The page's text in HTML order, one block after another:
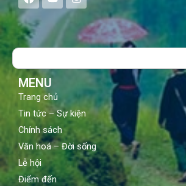
a
e
b
o
o
t
u
b
n
s
a
g
Search
MENU
Trang chủ
Tin tức – Sự kiện
Chính sách
Văn hoá – Đời sống
Lễ hội
Điểm đến